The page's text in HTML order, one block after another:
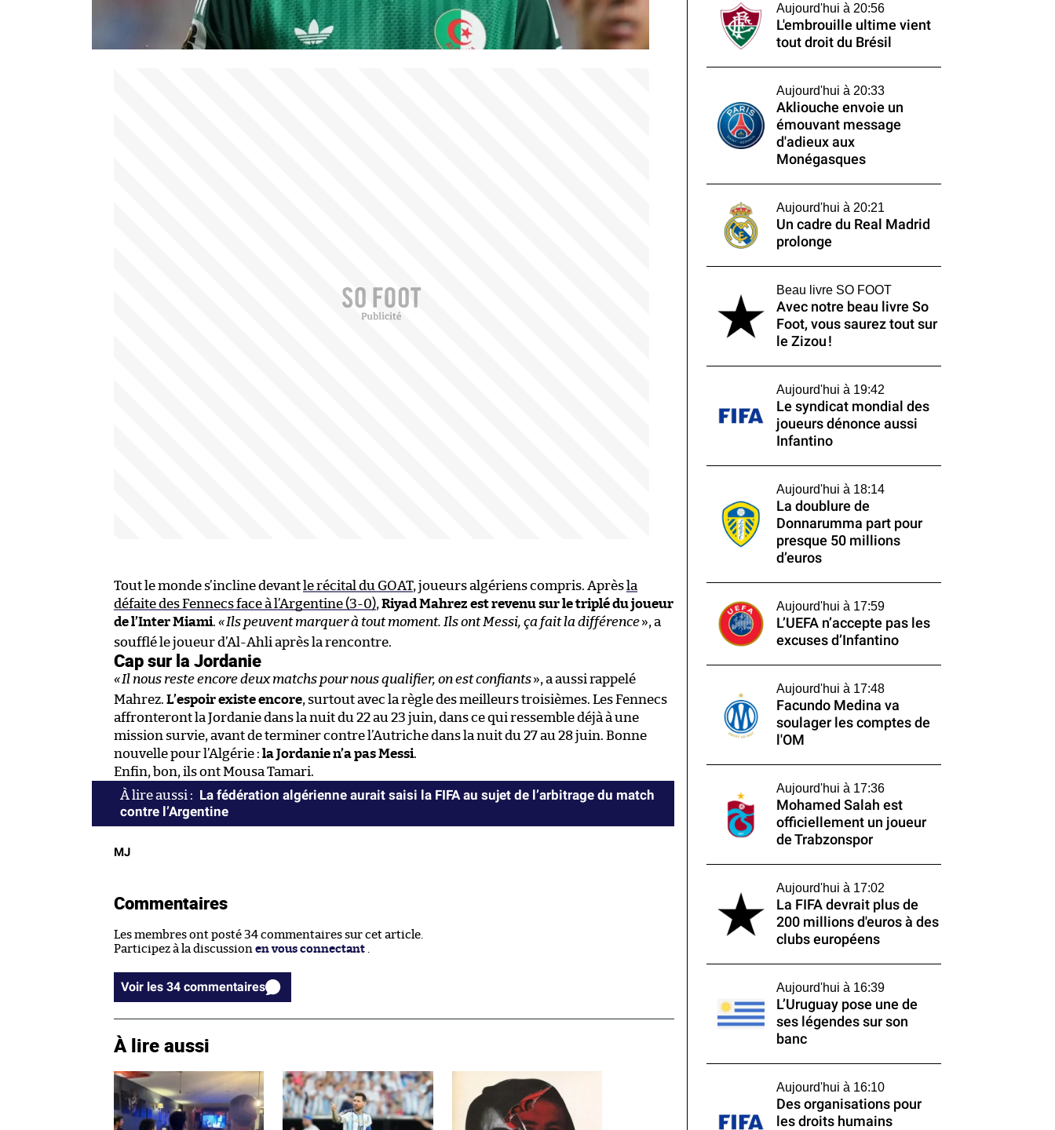
Tout le monde s’incline devant le récital du GOAT, joueurs algériens compris. Après la
défaite des Fennecs face à l’Argentine (3-0), Riyad Mahrez est revenu sur le triplé du joueur
de l’Inter Miami. «Ils peuvent marquer à tout moment. Ils ont Messi, ça fait la différence», a
soufflé le joueur d’Al-Ahli après la rencontre.
Cap sur la Jordanie
«Il nous reste encore deux matchs pour nous qualifier, on est confiants», a aussi rappelé
Mahrez. L’espoir existe encore, surtout avec la règle des meilleurs troisièmes. Les Fennecs
affronteront la Jordanie dans la nuit du 22 au 23 juin, dans ce qui ressemble déjà à une
mission survie, avant de terminer contre l’Autriche dans la nuit du 27 au 28 juin. Bonne
nouvelle pour l’Algérie : la Jordanie n’a pas Messi.
Enfin, bon, ils ont Mousa Tamari.
La fédération algérienne aurait saisi la FIFA au sujet de l’arbitrage du match
contre l’Argentine
MJ
Commentaires
Les membres ont posté 34 commentaires sur cet article.
Participez à la discussion en vous connectant
Voir les 34 commentaires
À lire aussi
Aujourd'hui à 20:56
L'embrouille ultime vient
tout droit du Brésil
Aujourd'hui à 20:33
Akliouche envoie un
émouvant message
d'adieux aux
Monégasques
Aujourd'hui à 20:21
Un cadre du Real Madrid
prolonge
Beau livre SO FOOT
Avec notre beau livre So
Foot, vous saurez tout sur
le Zizou !
Aujourd'hui à 19:42
Le syndicat mondial des
joueurs dénonce aussi
Infantino
Aujourd'hui à 18:14
La doublure de
Donnarumma part pour
presque 50 millions
d’euros
Aujourd'hui à 17:59
L’UEFA n’accepte pas les
excuses d’Infantino
Aujourd'hui à 17:48
Facundo Medina va
soulager les comptes de
l'OM
Aujourd'hui à 17:36
Mohamed Salah est
officiellement un joueur
de Trabzonspor
Aujourd'hui à 17:02
La FIFA devrait plus de
200 millions d'euros à des
clubs européens
Aujourd'hui à 16:39
L’Uruguay pose une de
ses légendes sur son
banc
Aujourd'hui à 16:10
Des organisations pour
les droits humains